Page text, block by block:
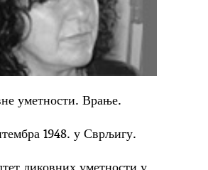
уметности. Врање.
1948. у Сврљигу.
ликовних уметности у